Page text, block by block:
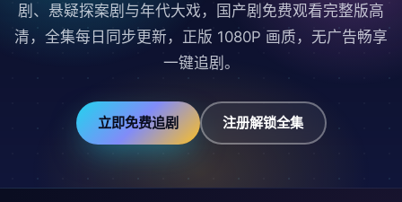
剧、悬疑探案剧与年代大戏，国产剧免费观看完整版高
清，全集每日同步更新，正版 1080P 画质，无广告畅享
一键追剧。
立即免费追剧 注册解锁全集